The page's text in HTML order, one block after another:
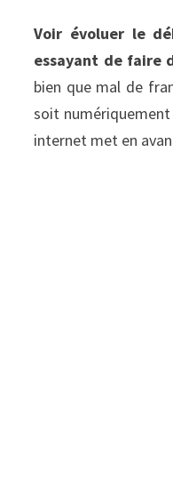
Voir évoluer le
essayant de faire
bien que mal de
soit numériquement
internet met en